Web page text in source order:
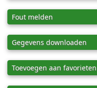
Fout melden
Gegevens downloaden
Toevoegen aan favorieten